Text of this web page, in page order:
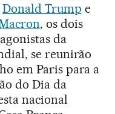
Donald Trump e
, os dois
da
se reunirão
em Paris para a
do Dia da
nacional